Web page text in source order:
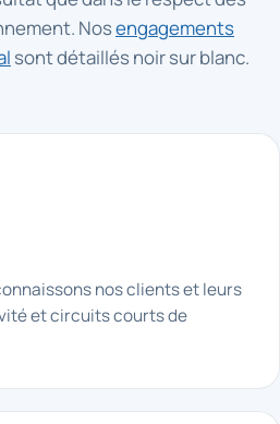
Nosengagements
sont détaillés noir sur blanc.
nos clients et leurs
et circuits courts de